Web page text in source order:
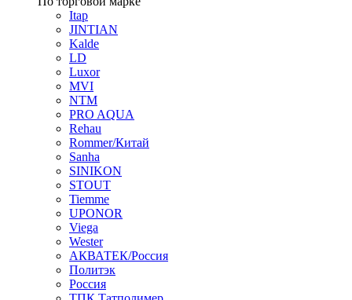
Itap
JINTIAN
Kalde
LD
Luxor
MVI
NTM
PRO AQUA
Rehau
Rommer/Китай
Sanha
SINIKON
STOUT
Tiemme
UPONOR
Viega
Wester
АКВАТЕК/Россия
Политэк
Россия